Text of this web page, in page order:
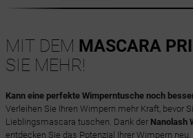
MIT DEM MASCARA
SIE MEHR!
Kann eine perfekte Wimperntusche noch
Verleihen Sie Ihren Wimpern mehr Kraft, bevor
Lieblingsmascara tuschen. Dank der Nanolash
entdecken Sie das Potenzial Ihrer Wimpern neu.